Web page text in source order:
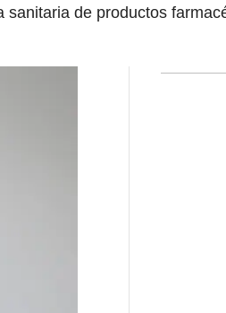
de productos